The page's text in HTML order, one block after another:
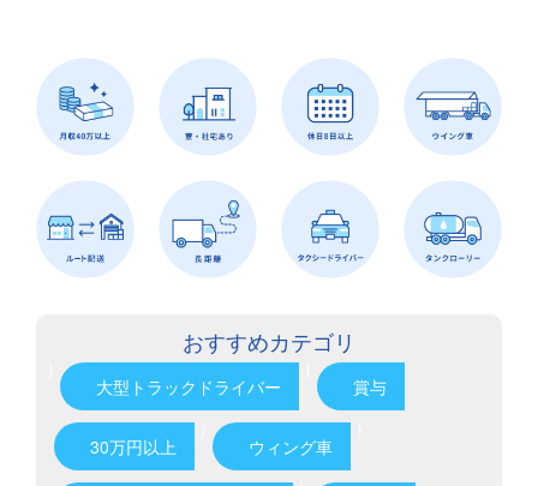
おすすめカテゴリ
大型トラックドライバー 賞与
30万円以上 ウィング車